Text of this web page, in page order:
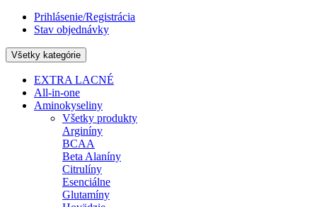
Prihlásenie/Registrácia
Stav objednávky
Všetky kategórie
EXTRA LACNÉ
All-in-one
Aminokyseliny
Všetky produkty
Arginíny
BCAA
Beta Alaníny
Citrulíny
Esenciálne
Glutamíny